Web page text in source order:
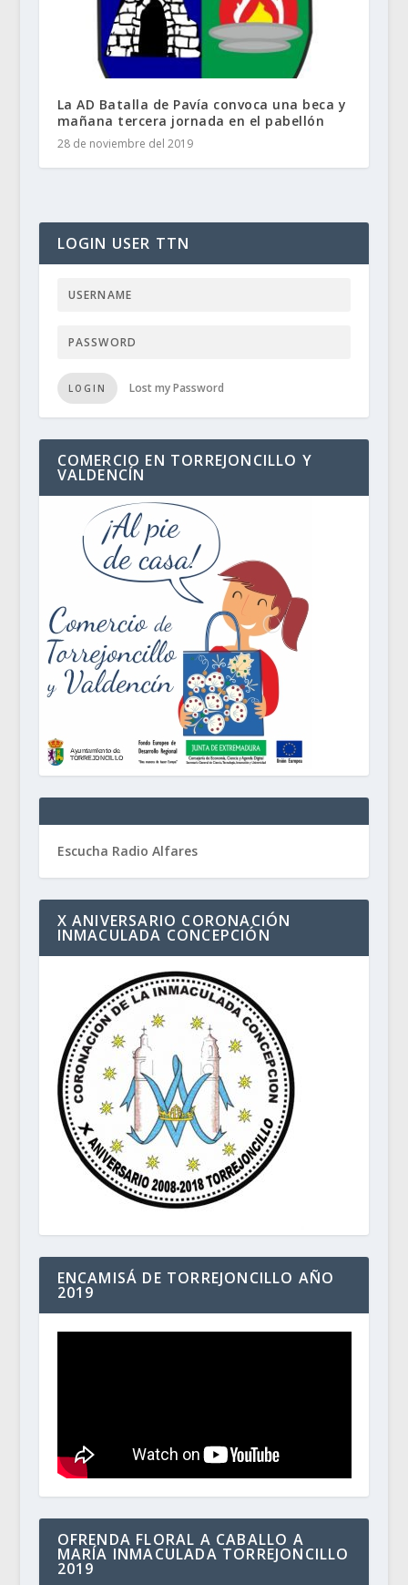
La AD Batalla de Pavía convoca una beca y
mañana tercera jornada en el pabellón
28 de noviembre del 2019
LOGIN USER TTN
LOGIN Lost my Password
COMERCIO EN TORREJONCILLO Y
VALDENCÍN
Escucha Radio Alfares
X ANIVERSARIO CORONACIÓN
INMACULADA CONCEPCIÓN
ENCAMISÁ DE TORREJONCILLO AÑO
2019
OFRENDA FLORAL A CABALLO A
MARÍA INMACULADA TORREJONCILLO
2019